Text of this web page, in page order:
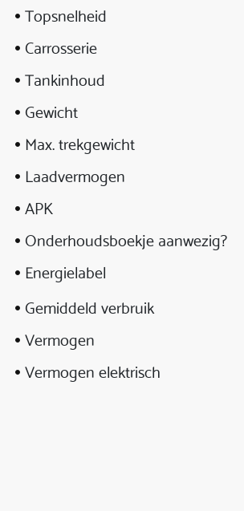
Topsnelheid
Carrosserie
Tankinhoud
Gewicht
Max. trekgewicht
Laadvermogen
APK
Onderhoudsboekje aanwezig?
Energielabel
Gemiddeld verbruik
Vermogen
Vermogen elektrisch